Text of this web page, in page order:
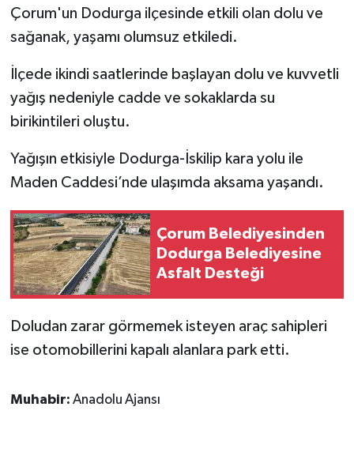
Çorum'un Dodurga ilçesinde etkili olan dolu ve
sağanak, yaşamı olumsuz etkiledi.
İlçede ikindi saatlerinde başlayan dolu ve kuvvetli
yağış nedeniyle cadde ve sokaklarda su
birikintileri oluştu.
Yağışın etkisiyle Dodurga-İskilip kara yolu ile
Maden Caddesi’nde ulaşımda aksama yaşandı.
Çorum Belediyesinden
Dodurga Belediyesine
Asfalt Desteği
Doludan zarar görmemek isteyen araç sahipleri
ise otomobillerini kapalı alanlara park etti.
Muhabir: Anadolu Ajansı